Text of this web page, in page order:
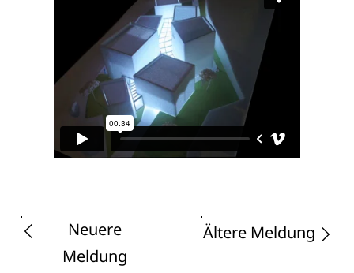
Neuere
Meldung
Ältere Meldung